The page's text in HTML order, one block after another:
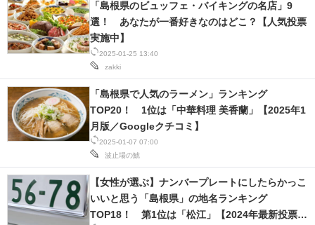
2025-01-25 13:40
zakki
「島根県のビュッフェ・バイキングの名店」9
選！ あなたが一番好きなのはどこ？【人気投票
実施中】
2025-01-07 07:00
波止場の鯱
「島根県で人気のラーメン」ランキング
TOP20！ 1位は「中華料理 美香蘭」【2025年1
月版／Googleクチコミ】
【女性が選ぶ】ナンバープレートにしたらかっこ
いいと思う「島根県」の地名ランキング
TOP18！ 第1位は「松江」【2024年最新投票結